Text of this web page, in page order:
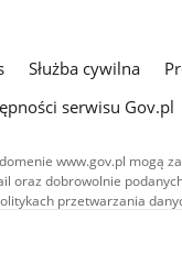
Służba cywilna
serwisu Gov.pl
www.gov.pl mogą
oraz dobrowolnie
przetwarzania
tekstowe publikowane w
na licencji typu